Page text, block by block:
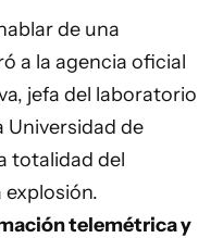
de una
a la agencia oficial
jefa del laboratorio
Universidad de
totalidad del
telemétrica y